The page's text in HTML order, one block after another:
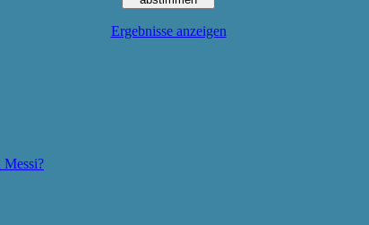
Ergebnisse anzeigen
Messi?